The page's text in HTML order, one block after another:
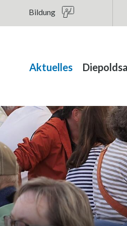
Bildung
Aktuelles